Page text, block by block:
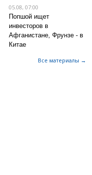
05.08, 07:00
Попшой ищет
инвесторов в
Афганистане, Фрунзе - в
Китае
Все материалы →